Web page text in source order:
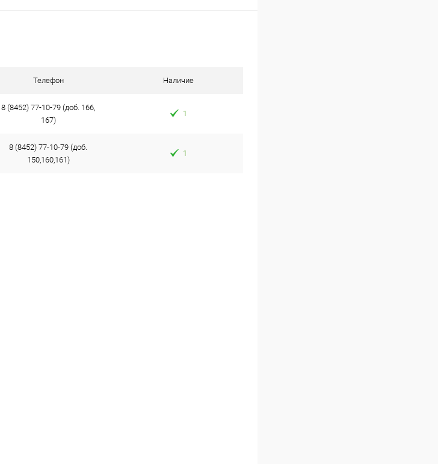
Телефон Наличие
8 (8452) 77-10-79 (доб. 166,
167)
1
8 (8452) 77-10-79 (доб.
150,160,161)
1